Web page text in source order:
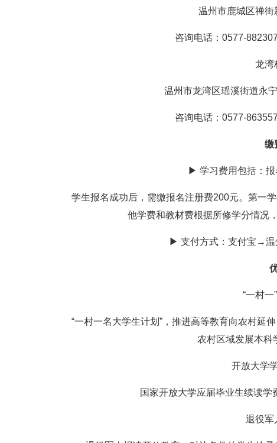
温州市鹿城区禅
咨询电话：0577-
龙湾
温州市龙湾区瑶溪街道永
咨询电话：0577-
缴
▶ 学习费用包括：报
学生报名成功后，需缴报名注册费200元。第一
他学费和教材费根据所修学分情况
▶ 支付方式：支付宝→温
“一村一
“一村一名大学生计划”，推进高等教育向农村延
农村区域发展本科
开放大学
国家开放大学应届毕业生续读学
退役军